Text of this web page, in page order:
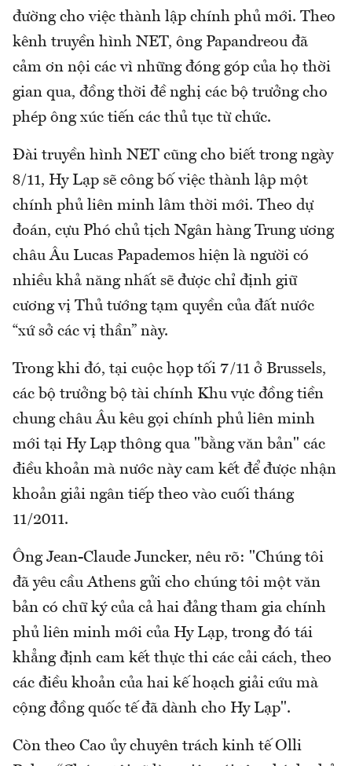
đường cho việc thành lập chính phủ mới. Theo
kênh truyền hình NET, ông Papandreou đã
cảm ơn nội các vì những đóng góp của họ thời
gian qua, đồng thời đề nghị các bộ trưởng cho
phép ông xúc tiến các thủ tục từ chức.
Đài truyền hình NET cũng cho biết trong ngày
8/11, Hy Lạp sẽ công bố việc thành lập một
chính phủ liên minh lâm thời mới. Theo dự
đoán, cựu Phó chủ tịch Ngân hàng Trung ương
châu Âu Lucas Papademos hiện là người có
nhiều khả năng nhất sẽ được chỉ định giữ
cương vị Thủ tướng tạm quyền của đất nước
“xứ sở các vị thần” này.
Trong khi đó, tại cuộc họp tối 7/11 ở Brussels,
các bộ trưởng bộ tài chính Khu vực đồng tiền
chung châu Âu kêu gọi chính phủ liên minh
mới tại Hy Lạp thông qua "bằng văn bản" các
điều khoản mà nước này cam kết để được nhận
khoản giải ngân tiếp theo vào cuối tháng
11/2011.
Ông Jean-Claude Juncker, nêu rõ: "Chúng tôi
đã yêu cầu Athens gửi cho chúng tôi một văn
bản có chữ ký của cả hai đảng tham gia chính
phủ liên minh mới của Hy Lạp, trong đó tái
khẳng định cam kết thực thi các cải cách, theo
các điều khoản của hai kế hoạch giải cứu mà
cộng đồng quốc tế đã dành cho Hy Lạp".
Còn theo Cao ủy chuyên trách kinh tế Olli